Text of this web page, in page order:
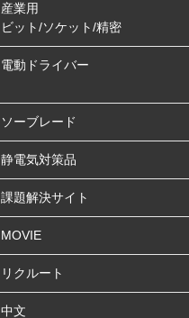
産業用
ビット/ソケット/精密
電動ドライバー
ソーブレード
静電気対策品
課題解決サイト
MOVIE
リクルート
中文